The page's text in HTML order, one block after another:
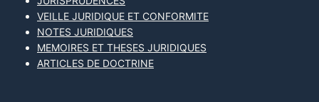
VEILLE JURIDIQUE ET CONFORMITE
NOTES JURIDIQUES
MEMOIRES ET THESES JURIDIQUES
ARTICLES DE DOCTRINE